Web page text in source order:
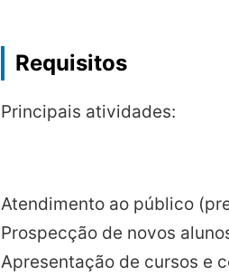
Requisitos
Principais atividades:
Atendimento ao público
Prospecção de novos
Apresentação de cursos e